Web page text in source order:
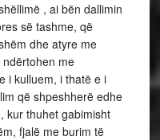
, ai bën dallimin
së tashme, që
dhe atyre me
me
i kulluem, i thatë e i
që shpeshherë edhe
kur thuhet gabimisht
fjalë me burim të